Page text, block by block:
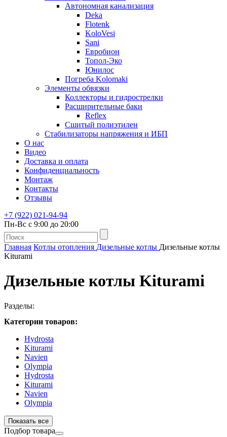
Автономная канализация
Deka
Flotenk
KoloVesi
Sani
Евробион
Топол-Эко
Юнилос
Погреба Kolomaki
Элементы обвязки
Коллекторы и гидрострелки
Расширительные баки
Reflex
Сшитый полиэтилен
Стабилизаторы напряжения и ИБП
О нас
Видео
Доставка и оплата
Конфиденциальность
Монтаж
Контакты
Отзывы
+7 (922) 021-94-94
Пн-Вс с 9:00 до 20:00
Главная Котлы отопления Дизельные котлы Дизельные котлы
Kiturami
Дизельные котлы Kiturami
Разделы:
Категории товаров:
Hydrosta
Kiturami
Navien
Olympia
Hydrosta
Kiturami
Navien
Olympia
Показать все
Подбор товара